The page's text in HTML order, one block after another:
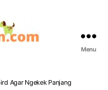
Menu
Agar Ngekek Panjang